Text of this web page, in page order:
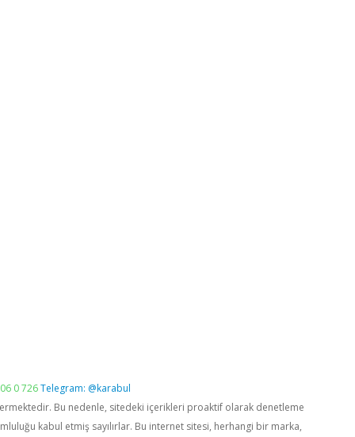
0 726Telegram: @karabul
Bu nedenle, sitedeki içerikleri proaktif olarak denetleme
kabul etmiş sayılırlar. Bu internet sitesi, herhangi bir marka,